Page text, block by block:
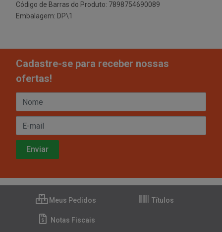
Código de Barras do Produto: 7898754690089
Embalagem: DP\1
Cadastre-se para receber nossas
ofertas!
Meus Pedidos Títulos
Notas Fiscais